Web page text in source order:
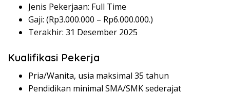
Jenis Pekerjaan: Full Time
Gaji: (Rp3.000.000 – Rp6.000.000.)
Terakhir: 31 Desember 2025
Kualifikasi Pekerja
Pria/Wanita, usia maksimal 35 tahun
Pendidikan minimal SMA/SMK sederajat